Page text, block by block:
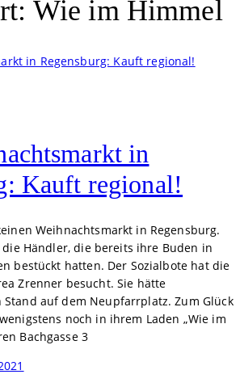
Wie im Himmel
in
Kauft regional!
Weihnachtsmarkt in Regensburg.
Händler, die bereits ihre Buden in
bestückt hatten. Der Sozialbote hat die
Zrenner besucht. Sie hätte
auf dem Neupfarrplatz. Zum Glück
noch in ihrem Laden „Wie im
Bachgasse 3